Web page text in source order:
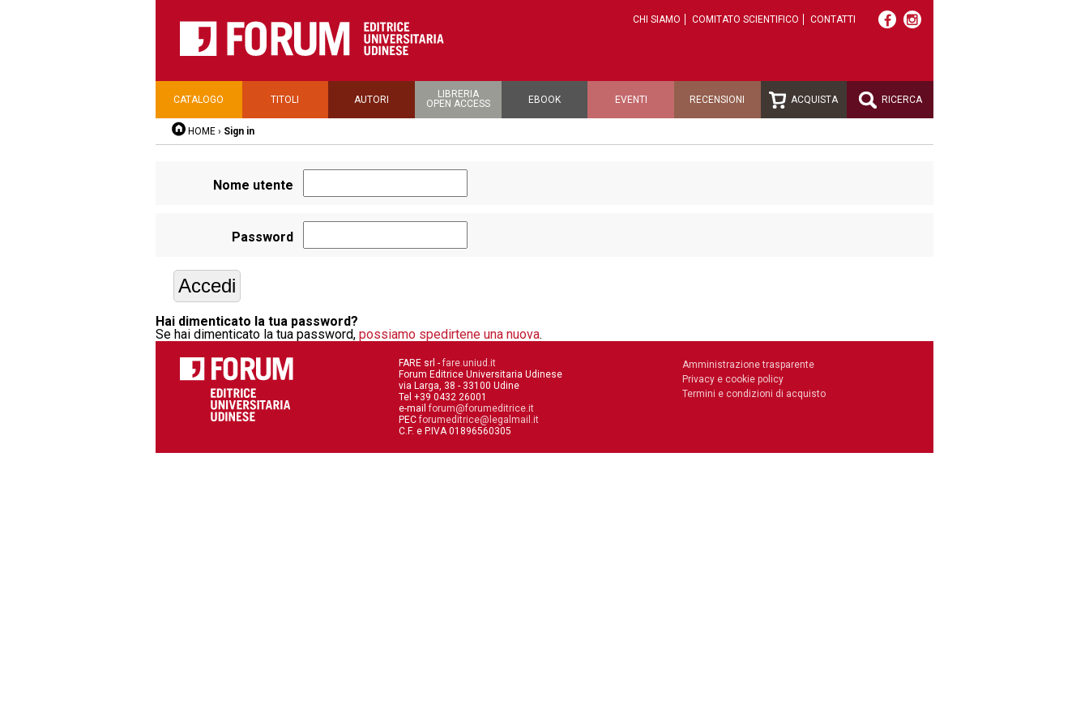
CHI SIAMO COMITATO SCIENTIFICO CONTATTI
CATALOGO TITOLI AUTORI
LIBRERIA
OPEN ACCESS
EBOOK EVENTI RECENSIONI ACQUISTA RICERCA
HOME › Sign in
Nome utente
Password
Hai dimenticato la tua password?
Se hai dimenticato la tua password, possiamo spedirtene una nuova.
FARE srl - fare.uniud.it
Forum Editrice Universitaria Udinese
via Larga, 38 - 33100 Udine
Tel +39 0432 26001
e-mail forum@forumeditrice.it
PEC forumeditrice@legalmail.it
C.F. e P.IVA 01896560305
Amministrazione trasparente
Privacy e cookie policy
Termini e condizioni di acquisto